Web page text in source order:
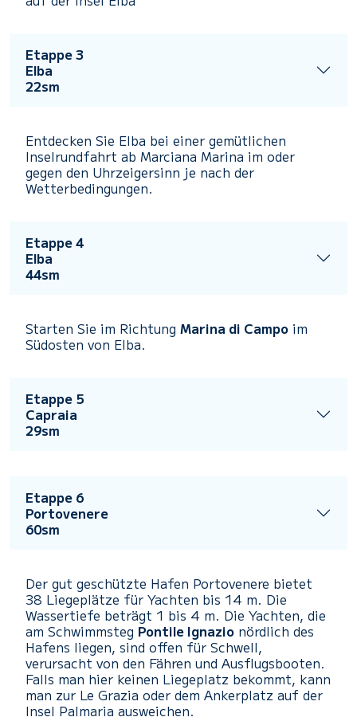
Etappe 3
Elba
22sm
Entdecken Sie Elba bei einer gemütlichen
Inselrundfahrt ab Marciana Marina im oder
gegen den Uhrzeigersinn je nach der
Wetterbedingungen.
Etappe 4
Elba
44sm
Starten Sie im Richtung Marina di Campo im
Südosten von Elba.
Etappe 5
Capraia
29sm
Etappe 6
Portovenere
60sm
Der gut geschützte Hafen Portovenere bietet
38 Liegeplätze für Yachten bis 14 m. Die
Wassertiefe beträgt 1 bis 4 m. Die Yachten, die
am Schwimmsteg Pontile Ignazio nördlich des
Hafens liegen, sind offen für Schwell,
verursacht von den Fähren und Ausflugsbooten.
Falls man hier keinen Liegeplatz bekommt, kann
man zur Le Grazia oder dem Ankerplatz auf der
Insel Palmaria ausweichen.